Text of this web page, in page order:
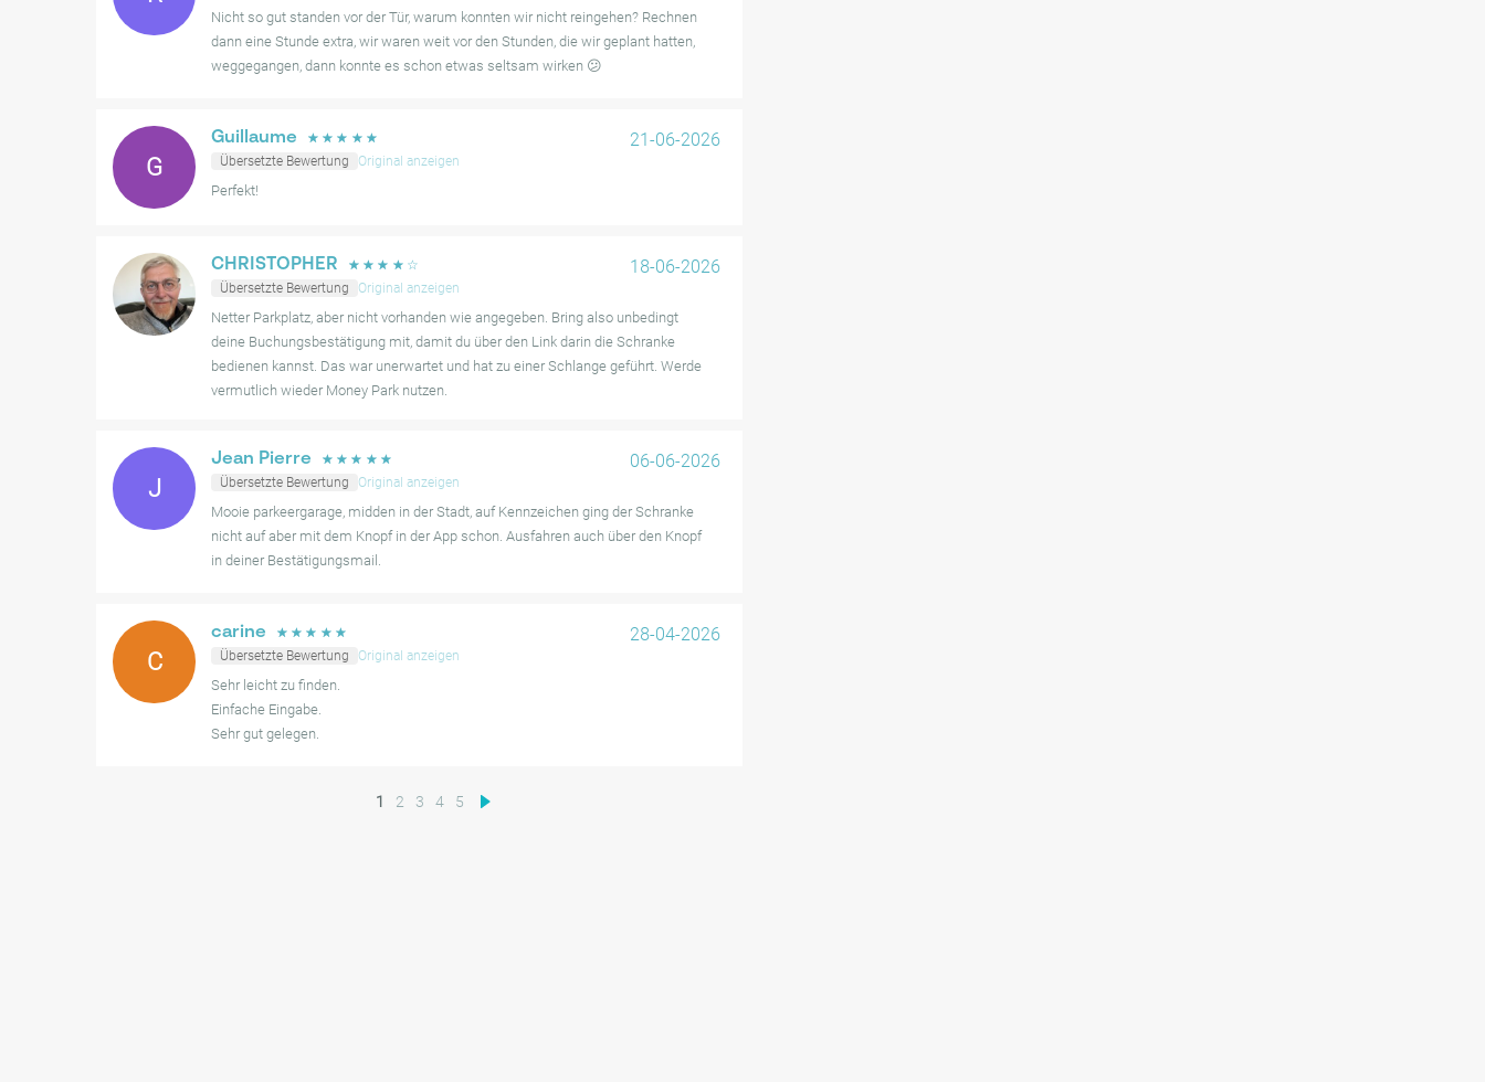
Buchungsbestätigung benötigt wird.
Insgesamt ist die Erfahrung jedoch überwältigend positiv, viele empfehlen das
Parkhaus aufgrund seiner erstklassigen Lage und des effizienten Services für
Nicht so gut standen vor der Tür, warum konnten wir nicht reingehen? Rechnen
dann eine Stunde extra, wir waren weit vor den Stunden, die wir geplant hatten,
weggegangen, dann konnte es schon etwas seltsam wirken 😕
G
Guillaume ☆ ☆ ☆ ☆ ☆
Übersetzte Bewertung
Original anzeigen
Perfekt!
21-06-2026
CHRISTOPHER ☆ ☆ ☆ ☆ ☆
Übersetzte Bewertung
Original anzeigen
Netter Parkplatz, aber nicht vorhanden wie angegeben. Bring also unbedingt
deine Buchungsbestätigung mit, damit du über den Link darin die Schranke
bedienen kannst. Das war unerwartet und hat zu einer Schlange geführt. Werde
vermutlich wieder Money Park nutzen.
18-06-2026
J
Jean Pierre ☆ ☆ ☆ ☆ ☆
Übersetzte Bewertung
Original anzeigen
Mooie parkeergarage, midden in der Stadt, auf Kennzeichen ging der Schranke
nicht auf aber mit dem Knopf in der App schon. Ausfahren auch über den Knopf
in deiner Bestätigungsmail.
06-06-2026
C
carine ☆ ☆ ☆ ☆ ☆
Übersetzte Bewertung
Original anzeigen
Sehr leicht zu finden.
Einfache Eingabe.
Sehr gut gelegen.
28-04-2026
1 2 3 4 5